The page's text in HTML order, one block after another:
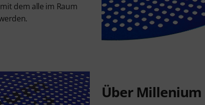
dem alle im Raum
Über Millenium